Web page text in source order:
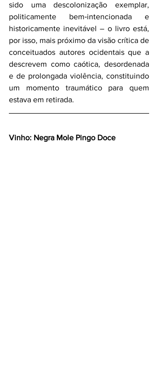
sido uma descolonização exemplar,
politicamente bem‑intencionada e
historicamente inevitável – o livro está,
por isso, mais próximo da visão crítica de
conceituados autores ocidentais que a
descrevem como caótica, desordenada
e de prolongada violência, constituindo
um momento traumático para quem
estava em retirada.
Vinho: Negra Mole Pingo Doce